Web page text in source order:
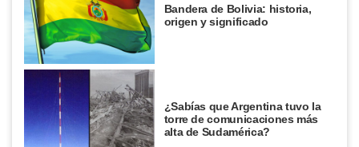
Bandera de Bolivia: historia,
origen y significado
¿Sabías que Argentina tuvo la
torre de comunicaciones más
alta de Sudamérica?